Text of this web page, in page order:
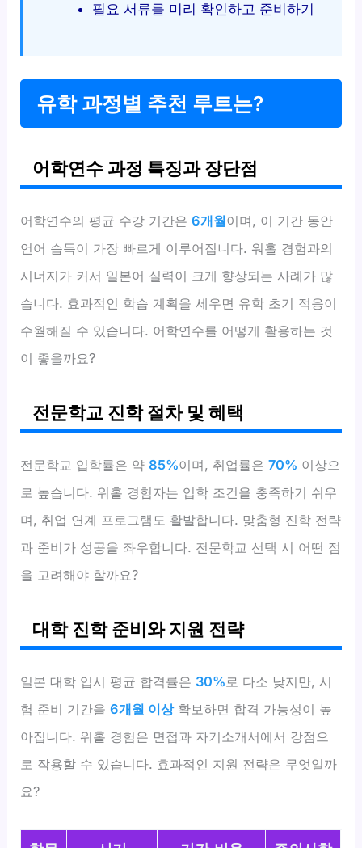
필요 서류를 미리 확인하고 준비하기
유학 과정별 추천 루트는?
어학연수 과정 특징과 장단점
어학연수의 평균 수강 기간은6개월이며, 이 기간 동안
언어 습득이 가장 빠르게 이루어집니다. 워홀 경험과의
시너지가 커서 일본어 실력이 크게 향상되는 사례가 많
습니다. 효과적인 학습 계획을 세우면 유학 초기 적응이
수월해질 수 있습니다. 어학연수를 어떻게 활용하는 것
이 좋을까요?
전문학교 진학 절차 및 혜택
전문학교 입학률은 약85%이며, 취업률은70% 이상으
로 높습니다. 워홀 경험자는 입학 조건을 충족하기 쉬우
며, 취업 연계 프로그램도 활발합니다. 맞춤형 진학 전략
과 준비가 성공을 좌우합니다. 전문학교 선택 시 어떤 점
을 고려해야 할까요?
대학 진학 준비와 지원 전략
일본 대학 입시 평균 합격률은 30% 로 다소 낮지만, 시
험 준비 기간을6개월 이상확보하면 합격 가능성이 높
아집니다. 워홀 경험은 면접과 자기소개서에서 강점으
로 작용할 수 있습니다. 효과적인 지원 전략은 무엇일까
요?